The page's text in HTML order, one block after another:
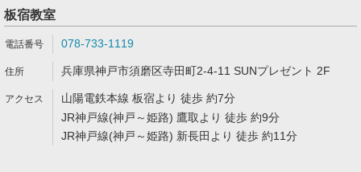
板宿教室
078-733-1119
兵庫県神戸市須磨区寺田町2-4-11 SUNプレゼント 2F
山陽電鉄本線 板宿より 徒歩 約7分
JR神戸線(神戸～姫路) 鷹取より 徒歩 約9分
JR神戸線(神戸～姫路) 新長田より 徒歩 約11分